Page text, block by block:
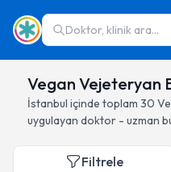
Doktor, klinik ara...
Vegan Vejeteryan
İstanbul içinde toplam 30
uygulayan doktor - uzman
Filtrele